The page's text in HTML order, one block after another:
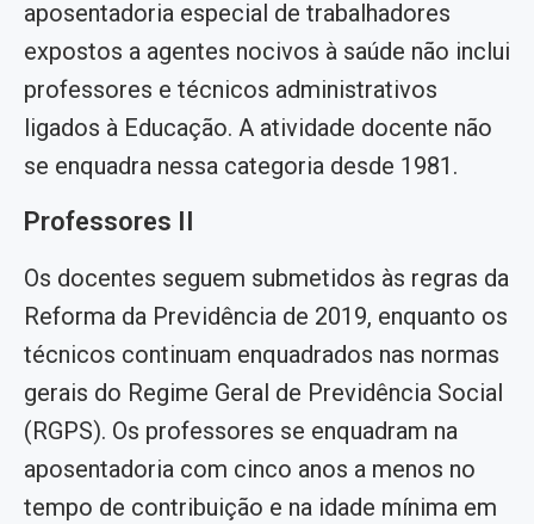
aposentadoria especial de trabalhadores
expostos a agentes nocivos à saúde não inclui
professores e técnicos administrativos
ligados à Educação. A atividade docente não
se enquadra nessa categoria desde 1981.
Professores II
Os docentes seguem submetidos às regras da
Reforma da Previdência de 2019, enquanto os
técnicos continuam enquadrados nas normas
gerais do Regime Geral de Previdência Social
(RGPS). Os professores se enquadram na
aposentadoria com cinco anos a menos no
tempo de contribuição e na idade mínima em